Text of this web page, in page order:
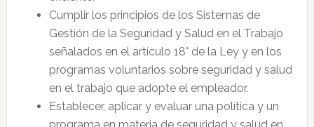
Cumplir los principios de los Sistemas de
Gestión de la Seguridad y Salud en el Trabajo
señalados en el artículo 18° de la Ley y en los
programas voluntarios sobre seguridad y salud
en el trabajo que adopte el empleador.
Establecer, aplicar y evaluar una política y un